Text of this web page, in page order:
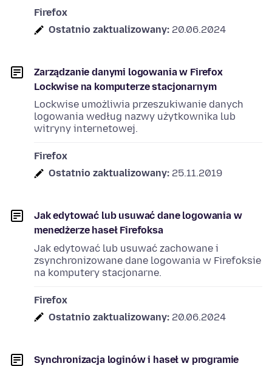
Firefox
Ostatnio zaktualizowany: 20.06.2024
Zarządzanie danymi logowania w Firefox
Lockwise na komputerze stacjonarnym
Lockwise umożliwia przeszukiwanie danych
logowania według nazwy użytkownika lub
witryny internetowej.
Firefox
Ostatnio zaktualizowany: 25.11.2019
Jak edytować lub usuwać dane logowania w
menedżerze haseł Firefoksa
Jak edytować lub usuwać zachowane i
zsynchronizowane dane logowania w Firefoksie
na komputery stacjonarne.
Firefox
Ostatnio zaktualizowany: 20.06.2024
Synchronizacja loginów i haseł w programie